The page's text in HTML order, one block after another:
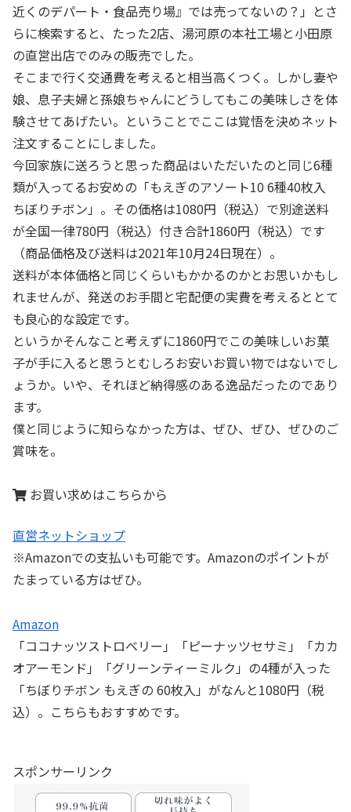
近くのデパート・食品売り場』では売ってないの？」とさ
らに検索すると、たった2店、湯河原の本社工場と小田原
の直営出店でのみの販売でした。
そこまで行く交通費を考えると相当高くつく。しかし妻や
娘、息子夫婦と孫娘ちゃんにどうしてもこの美味しさを体
験させてあげたい。ということでここは覚悟を決めネット
注文することにしました。
今回家族に送ろうと思った商品はいただいたのと同じ6種
類が入ってるお安めの「もえぎのアソート10 6種40枚入
ちぼりチボン」。その価格は1080円（税込）で別途送料
が全国一律780円（税込）付き合計1860円（税込）です
（商品価格及び送料は2021年10月24日現在）。
送料が本体価格と同じくらいもかかるのかとお思いかもし
れませんが、発送のお手間と宅配便の実費を考えるととて
も良心的な設定です。
というかそんなこと考えずに1860円でこの美味しいお菓
子が手に入ると思うとむしろお安いお買い物ではないでし
ょうか。いや、それほど納得感のある逸品だったのであり
ます。
僕と同じように知らなかった方は、ぜひ、ぜひ、ぜひのご
賞味を。
お買い求めはこちらから
直営ネットショップ
※Amazonでの支払いも可能です。Amazonのポイントが
たまっている方はぜひ。
Amazon
「ココナッツストロベリー」「ピーナッツセサミ」「カカ
オアーモンド」「グリーンティーミルク」の4種が入った
「ちぼりチボン もえぎの 60枚入」がなんと1080円（税
込）。こちらもおすすめです。
スポンサーリンク